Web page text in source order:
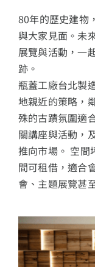
園區資源
關於我們
80年的歷史建物
與大家見面。未
展覽與活動，一
跡。
瓶蓋工廠台北製
地親近的策略，
殊的古蹟氛圍適
關講座與活動，
推向市場。 空間
間可租借，適合
會、主題展覽甚